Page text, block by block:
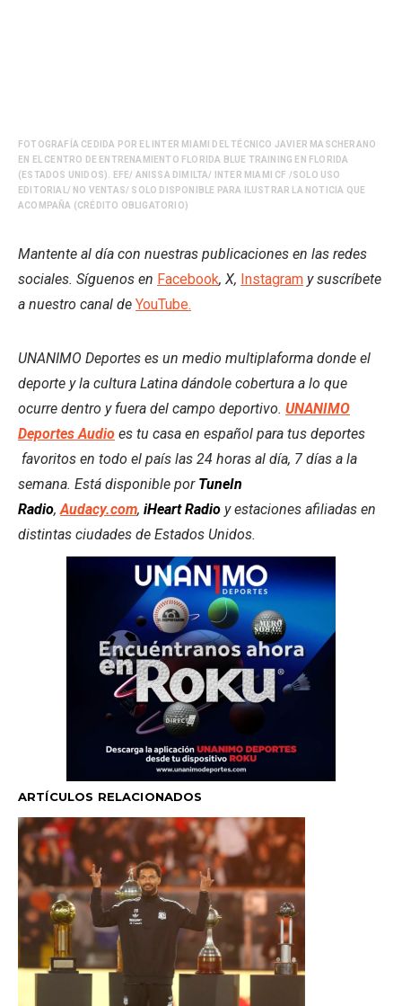
FOTOGRAFÍA CEDIDA POR EL INTER MIAMI DEL TÉCNICO JAVIER MASCHERANO
EN EL CENTRO DE ENTRENAMIENTO FLORIDA BLUE TRAINING EN FLORIDA
(ESTADOS UNIDOS). EFE/ ANISSA DIMILTA/ INTER MIAMI CF /SOLO USO
EDITORIAL/ NO VENTAS/ SOLO DISPONIBLE PARA ILUSTRAR LA NOTICIA QUE
ACOMPAÑA (CRÉDITO OBLIGATORIO)
Mantente al día con nuestras publicaciones en las redes
sociales. Síguenos en Facebook, X, Instagram y suscríbete
a nuestro canal de YouTube.
UNANIMO Deportes es un medio multiplaforma donde el
deporte y la cultura Latina dándole cobertura a lo que
ocurre dentro y fuera del campo deportivo. UNANIMO
Deportes Audio es tu casa en español para tus deportes
favoritos en todo el país las 24 horas al día, 7 días a la
semana. Está disponible por TuneIn
Radio, Audacy.com, iHeart Radio y estaciones afiliadas en
distintas ciudades de Estados Unidos.
ARTÍCULOS RELACIONADOS